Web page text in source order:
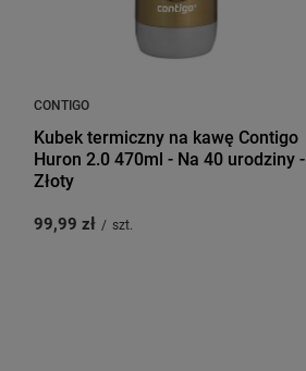
CONTIGO
Kubek termiczny na kawę Contigo
Huron 2.0 470ml - Na 40 urodziny -
Złoty
99,99 zł / szt.